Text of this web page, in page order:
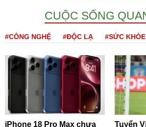
CUỘC SỐNG
#CÔNG NGHỆ #ĐỘC LẠ #SỨC KHỎE
iPhone 18 Pro Max chưa Tuyển